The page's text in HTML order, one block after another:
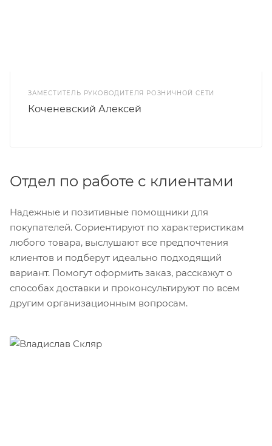
ЗАМЕСТИТЕЛЬ РУКОВОДИТЕЛЯ РОЗНИЧНОЙ СЕТИ
Коченевский Алексей
Отдел по работе с клиентами
Надежные и позитивные помощники для
покупателей. Сориентируют по характеристикам
любого товара, выслушают все предпочтения
клиентов и подберут идеально подходящий
вариант. Помогут оформить заказ, расскажут о
способах доставки и проконсультируют по всем
другим организационным вопросам.